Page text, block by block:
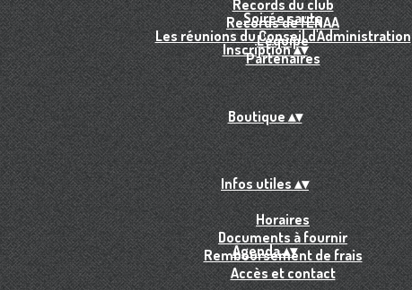
Records du club
Records de l'ENAA
L'équipe
Partenaires
Soirée sauts
Les réunions du Conseil d'Administration
Inscription▴▾
Boutique▴▾
Infos utiles▴▾
Horaires
Documents à fournir
Remboursement de frais
Accès et contact
Agenda▴▾